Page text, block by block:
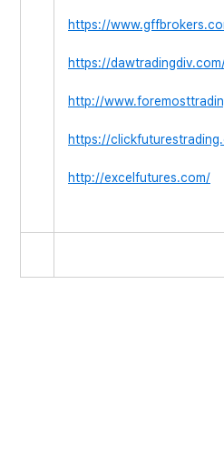
https://
https://
http://
https://
http://excelfutures.com/